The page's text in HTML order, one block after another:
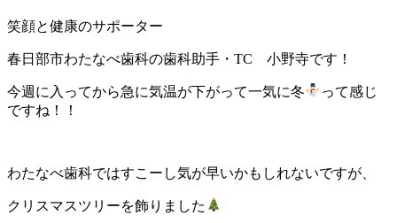
笑顔と健康のサポーター
春日部市わたなべ歯科の歯科助手・TC 小野寺です！
今週に入ってから急に気温が下がって一気に冬
って感じ
ですね！！
わたなべ歯科ではすこーし気が早いかもしれないですが、
クリスマスツリーを飾りました